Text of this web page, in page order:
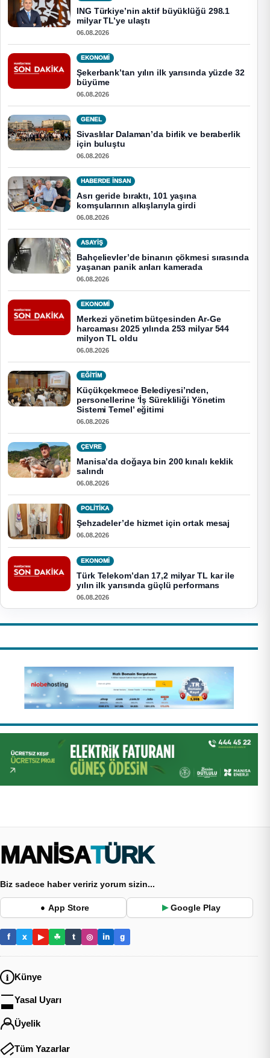
ING Türkiye’nin aktif büyüklüğü 298.1
milyar TL’ye ulaştı
06.08.2026
EKONOMI
Şekerbank’tan yılın ilk yarısında yüzde 32
büyüme
06.08.2026
GENEL
Sivaslılar Dalaman’da birlik ve beraberlik
için buluştu
06.08.2026
HABERDE İNSAN
Asrı geride bıraktı, 101 yaşına
komşularının alkışlarıyla girdi
06.08.2026
ASAYİŞ
Bahçelievler’de binanın çökmesi sırasında
yaşanan panik anları kamerada
06.08.2026
EKONOMI
Merkezi yönetim bütçesinden Ar-Ge
harcaması 2025 yılında 253 milyar 544
milyon TL oldu
06.08.2026
EĞITIM
Küçükçekmece Belediyesi’nden,
personellerine ‘İş Sürekliliği Yönetim
Sistemi Temel’ eğitimi
06.08.2026
ÇEVRE
Manisa’da doğaya bin 200 kınalı keklik
salındı
06.08.2026
POLİTİKA
Şehzadeler’de hizmet için ortak mesaj
06.08.2026
EKONOMI
Türk Telekom’dan 17,2 milyar TL kar ile
yılın ilk yarısında güçlü performans
06.08.2026
MANİSA TÜRK
Biz sadece haber veririz yorum sizin...
● App Store ▶ Google Play
f x ▶ ☘ t ◎ in g
Künye
Yasal Uyarı
Üyelik
Tüm Yazarlar